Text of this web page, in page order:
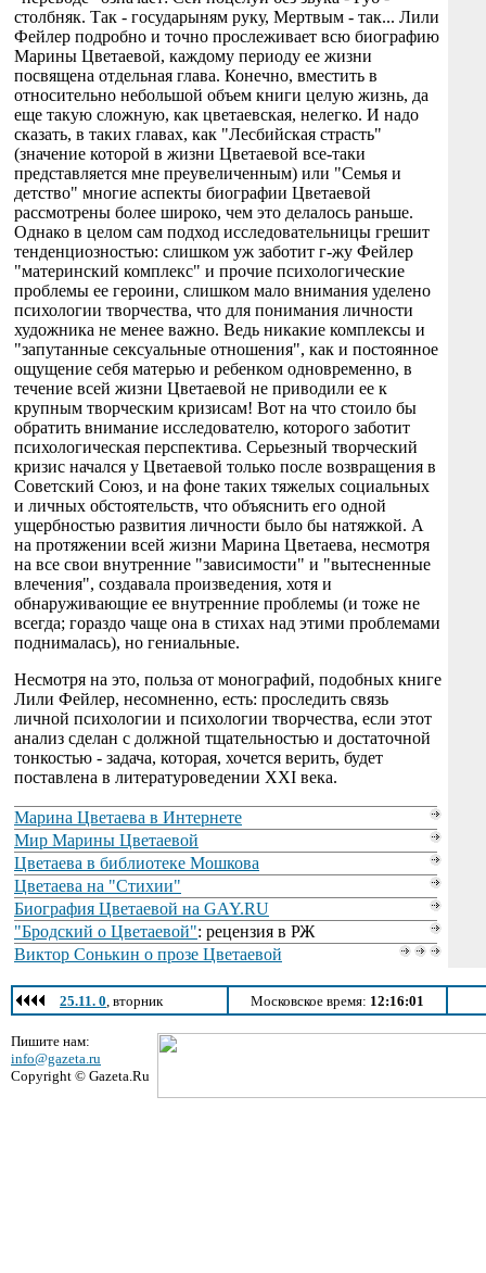
столбняк. Так - государыням руку, Мертвым - так... Лили
Фейлер подробно и точно прослеживает всю биографию
Марины Цветаевой, каждому периоду ее жизни
посвящена отдельная глава. Конечно, вместить в
относительно небольшой объем книги целую жизнь, да
еще такую сложную, как цветаевская, нелегко. И надо
сказать, в таких главах, как "Лесбийская страсть"
(значение которой в жизни Цветаевой все-таки
представляется мне преувеличенным) или "Семья и
детство" многие аспекты биографии Цветаевой
рассмотрены более широко, чем это делалось раньше.
Однако в целом сам подход исследовательницы грешит
тенденциозностью: слишком уж заботит г-жу Фейлер
"материнский комплекс" и прочие психологические
проблемы ее героини, слишком мало внимания уделено
психологии творчества, что для понимания личности
художника не менее важно. Ведь никакие комплексы и
"запутанные сексуальные отношения", как и постоянное
ощущение себя матерью и ребенком одновременно, в
течение всей жизни Цветаевой не приводили ее к
крупным творческим кризисам! Вот на что стоило бы
обратить внимание исследователю, которого заботит
психологическая перспектива. Серьезный творческий
кризис начался у Цветаевой только после возвращения в
Советский Союз, и на фоне таких тяжелых социальных
и личных обстоятельств, что объяснить его одной
ущербностью развития личности было бы натяжкой. А
на протяжении всей жизни Марина Цветаева, несмотря
на все свои внутренние "зависимости" и "вытесненные
влечения", создавала произведения, хотя и
обнаруживающие ее внутренние проблемы (и тоже не
всегда; гораздо чаще она в стихах над этими проблемами
поднималась), но гениальные.
Несмотря на это, польза от монографий, подобных книге
Лили Фейлер, несомненно, есть: проследить связь
личной психологии и психологии творчества, если этот
анализ сделан с должной тщательностью и достаточной
тонкостью - задача, которая, хочется верить, будет
поставлена в литературоведении XXI века.
Марина Цветаева в Интернете
Мир Марины Цветаевой
Цветаева в библиотеке Мошкова
Цветаева на "Стихии"
Биография Цветаевой на GAY.RU
"Бродский о Цветаевой": рецензия в РЖ
Виктор Сонькин о прозе Цветаевой
25.11. 0, вторник Московское время: 12:16:01
Пишите нам:
info@gazeta.ru
Copyright © Gazeta.Ru